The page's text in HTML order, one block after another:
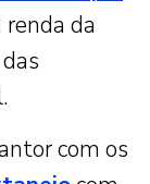
renda da
com os